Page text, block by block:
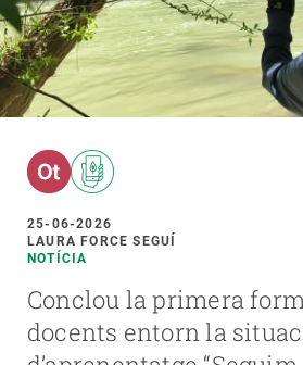
25-06-2026
LAURA FORCE SEGUÍ
NOTÍCIA
Conclou la primera
docents entorn la